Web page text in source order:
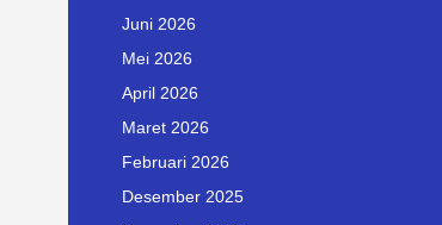
Juni 2026
Mei 2026
April 2026
Maret 2026
Februari 2026
Desember 2025